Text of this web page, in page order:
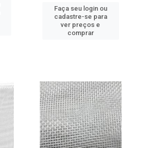
Faça seu login ou
cadastre-se para
ver preços e
comprar